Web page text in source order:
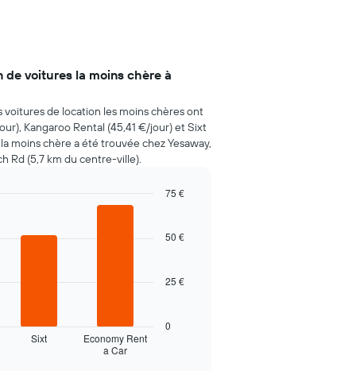
voitures la moins chère à
voitures de location les moins chères ont
Kangaroo Rental (45,41 €/jour) et Sixt
moins chère a été trouvée chez Yesaway,
Rd (5,7 km du centre-ville).
Sixt
Economy Rent
a Car
0
25 €
50 €
75 €